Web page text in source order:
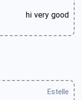
hi very good
Estelle